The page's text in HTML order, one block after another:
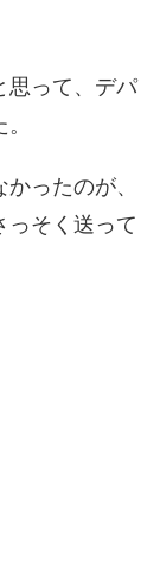
思って、デパ
ったのが、
っそく送って